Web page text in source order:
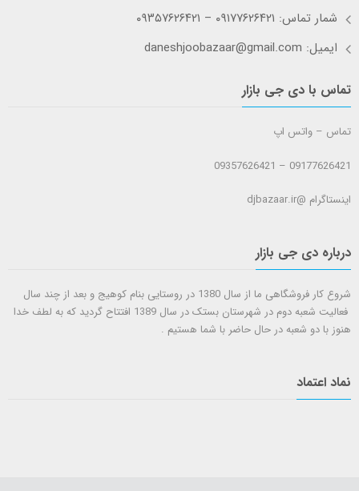
شمار تماس: ۰۹۱۷۷۶۲۶۴۲۱ – ۰۹۳۵۷۶۲۶۴۲۱
ایمیل: daneshjoobazaar@gmail.com
تماس با دی جی بازار
تماس – واتس اپ
09177626421 – 09357626421
اینستاگرام @djbazaar.ir
درباره دی جی بازار
شروع کار فروشگاهی ما از سال 1380 در روستایی بنام کوهیج و بعد از چند سال
فعالیت شعبه دوم در شهرستان بستک در سال 1389 افتتاح گردید که به لطف خدا
هنوز با دو شعبه در حال حاضر با شما هستيم .
نماد اعتماد